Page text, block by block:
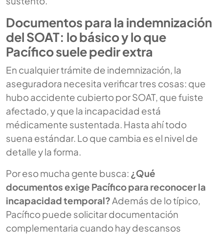
Documentos para la indemnización
del SOAT: lo básico y lo que
Pacífico suele pedir extra
En cualquier trámite de indemnización, la
aseguradora necesita verificar tres cosas: que
hubo accidente cubierto por SOAT, que fuiste
afectado, y que la incapacidad está
médicamente sustentada. Hasta ahí todo
suena estándar. Lo que cambia es el nivel de
detalle y la forma.
Por eso mucha gente busca: ¿Qué
documentos exige Pacífico para reconocer la
incapacidad temporal?Además de lo típico,
Pacífico puede solicitar documentación
complementaria cuando hay descansos